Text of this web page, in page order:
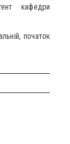
кафедри
початок